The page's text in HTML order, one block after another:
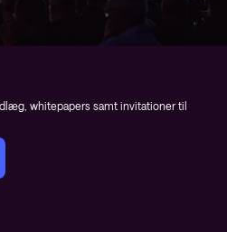
whitepapers samt invitationer til